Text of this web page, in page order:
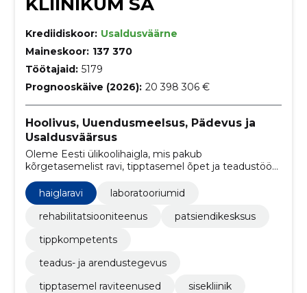
Krediidiskoor: Usaldusväärne
Maineskoor: 137 370
Töötajaid: 5179
Prognooskäive (2026): 20 398 306 €
Hoolivus, Uuendusmeelsus, Pädevus ja
Usaldusväärsus
Oleme Eesti ülikoolihaigla, mis pakub
kõrgetasemelist ravi, tipptasemel õpet ja teadustööd,
muutes patsientide elud tervemaks ja paremaks
haiglaravi
laboratooriumid
rehabilitatsiooniteenus
patsiendikesksus
tippkompetents
teadus- ja arendustegevus
tipptasemel raviteenused
sisekliinik